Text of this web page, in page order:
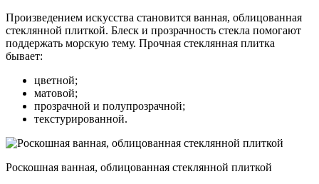
Произведением искусства становится ванная, облицованная
стеклянной плиткой. Блеск и прозрачность стекла помогают
поддержать морскую тему. Прочная стеклянная плитка
бывает:
цветной;
матовой;
прозрачной и полупрозрачной;
текстурированной.
Роскошная ванная, облицованная стеклянной плиткой